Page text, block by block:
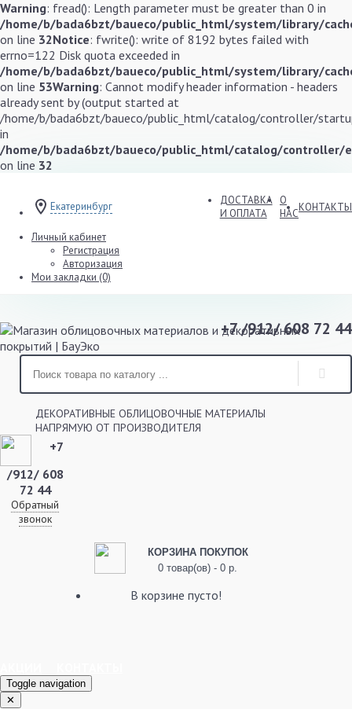
Warning: fread(): Length parameter must be greater than 0 in
/home/b/bada6bzt/baueco/public_html/system/library/
on line 32Notice: fwrite(): write of 8192 bytes failed with
errno=122 Disk quota exceeded in
/home/b/bada6bzt/baueco/public_html/system/library/
on line 53Warning: Cannot modify header information - headers
already sent by (output started at
/home/b/bada6bzt/baueco/public_html/catalog/controller/
in
/home/b/bada6bzt/baueco/public_html/catalog/controller/
on line 32
Екатеринбург
ДОСТАВКА
И ОПЛАТА
О
НАСКОНТАКТЫ
Личный кабинет
Регистрация
Авторизация
Мои закладки (0)
+7 /912/ 608 72 44
ДЕКОРАТИВНЫЕ ОБЛИЦОВОЧНЫЕ МАТЕРИАЛЫ
НАПРЯМУЮ ОТ ПРОИЗВОДИТЕЛЯ
+7
/912/ 608
72 44
Обратный
звонок
КОРЗИНА ПОКУПОК
0 товар(ов) - 0 р.
В корзине пусто!
Toggle navigation
✕